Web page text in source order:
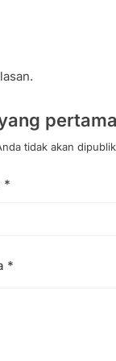
tidak akan
*
*